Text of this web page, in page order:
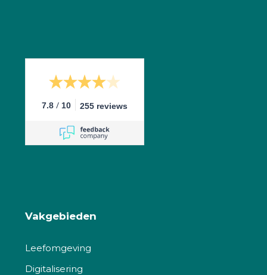
7.8 / 10 255 reviews
Vakgebieden
Leefomgeving
Digitalisering